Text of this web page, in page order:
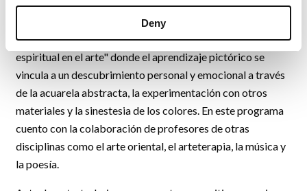
Deny
través del arte.
Además, inicié un proyecto formativo llamado "De lo
espiritual en el arte" donde el aprendizaje pictórico se
vincula a un descubrimiento personal y emocional a través
de la acuarela abstracta, la experimentación con otros
materiales y la sinestesia de los colores. En este programa
cuento con la colaboración de profesores de otras
disciplinas como el arte oriental, el arteterapia, la música y
la poesía.